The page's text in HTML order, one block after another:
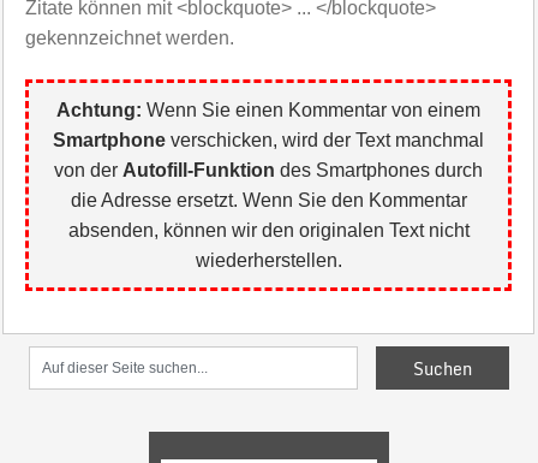
Zitate können mit <blockquote> ... </blockquote>
gekennzeichnet werden.
Achtung: Wenn Sie einen Kommentar von einem
Smartphone verschicken, wird der Text manchmal
von der Autofill-Funktion des Smartphones durch
die Adresse ersetzt. Wenn Sie den Kommentar
absenden, können wir den originalen Text nicht
wiederherstellen.